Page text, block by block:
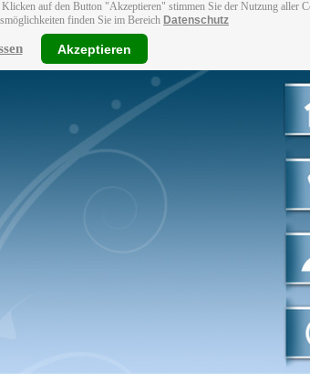
auf den Button "Akzeptieren" stimmen Sie der Nutzung aller
finden Sie im Bereich Datenschutz
Akzeptieren